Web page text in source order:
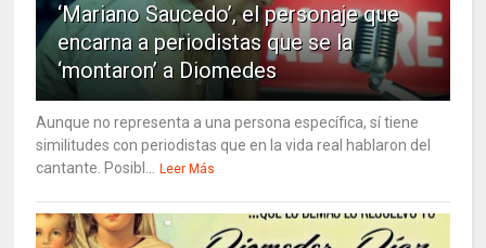
‘Mariano Saucedo’, el personaje que
encarna a periodistas que se la
‘montaron’ a Diomedes
Aunque no representa a una persona específica, sí tiene
similitudes con periodistas que en la vida real hablaron del
cantante. Posibl...
Leer Más